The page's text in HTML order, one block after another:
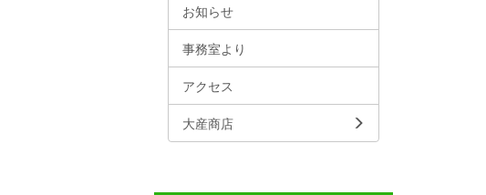
お知らせ
事務室より
アクセス
大産商店